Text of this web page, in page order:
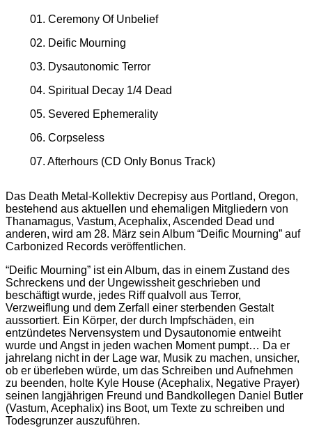
01. Ceremony Of Unbelief
02. Deific Mourning
03. Dysautonomic Terror
04. Spiritual Decay 1/4 Dead
05. Severed Ephemerality
06. Corpseless
07. Afterhours (CD Only Bonus Track)
Das Death Metal-Kollektiv Decrepisy aus Portland, Oregon,
bestehend aus aktuellen und ehemaligen Mitgliedern von
Thanamagus, Vastum, Acephalix, Ascended Dead und
anderen, wird am 28. März sein Album “Deific Mourning” auf
Carbonized Records veröffentlichen.
“Deific Mourning” ist ein Album, das in einem Zustand des
Schreckens und der Ungewissheit geschrieben und
beschäftigt wurde, jedes Riff qualvoll aus Terror,
Verzweiflung und dem Zerfall einer sterbenden Gestalt
aussortiert. Ein Körper, der durch Impfschäden, ein
entzündetes Nervensystem und Dysautonomie entweiht
wurde und Angst in jeden wachen Moment pumpt… Da er
jahrelang nicht in der Lage war, Musik zu machen, unsicher,
ob er überleben würde, um das Schreiben und Aufnehmen
zu beenden, holte Kyle House (Acephalix, Negative Prayer)
seinen langjährigen Freund und Bandkollegen Daniel Butler
(Vastum, Acephalix) ins Boot, um Texte zu schreiben und
Todesgrunzer auszuführen.